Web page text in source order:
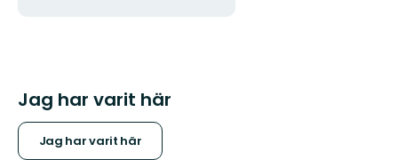
Jag har varit här
Jag har varit här